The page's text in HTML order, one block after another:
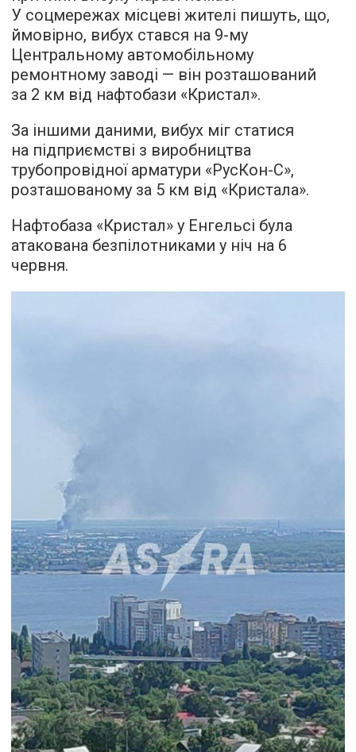
У соцмережах місцеві жителі пишуть, що,
ймовірно, вибух стався на 9-му
Центральному автомобільному
ремонтному заводі — він розташований
за 2 км від нафтобази «Кристал».
За іншими даними, вибух міг статися
на підприємстві з виробництва
трубопровідної арматури «РусКон-С»,
розташованому за 5 км від «Кристала».
Нафтобаза «Кристал» у Енгельсі була
атакована безпілотниками у ніч на 6
червня.